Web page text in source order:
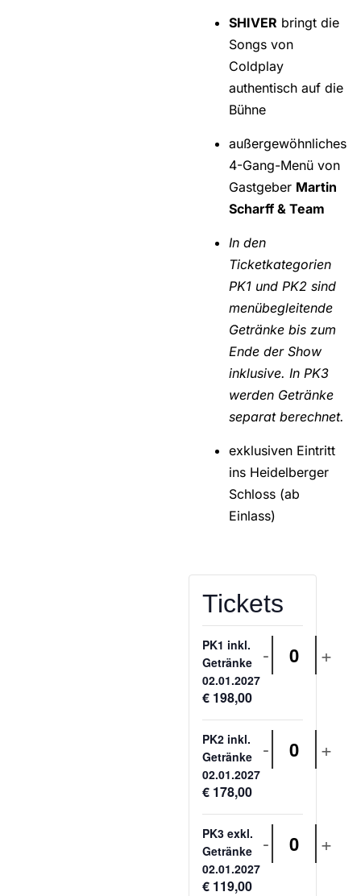
SHIVER bringt die
Songs von
Coldplay
authentisch auf die
Bühne
außergewöhnliches
4-Gang-Menü von
Gastgeber Martin
Scharff & Team
In den
Ticketkategorien
PK1 und PK2 sind
menübegleitende
Getränke bis zum
Ende der Show
inklusive. In PK3
werden Getränke
separat berechnet.
exklusiven Eintritt
ins Heidelberger
Schloss (ab
Einlass)
Tickets
PK1 inkl.
Getränke
02.01.2027
€ 198,00
- Anzahl
+
PK2 inkl.
Getränke
02.01.2027
€ 178,00
- Anzahl
+
PK3 exkl.
Getränke
02.01.2027
€ 119,00
- Anzahl
+